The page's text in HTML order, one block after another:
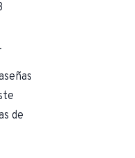
de